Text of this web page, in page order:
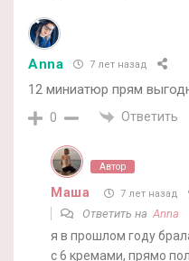
Anna 7 лет назад
12 миниатюр прям
0 Ответить
Автор
Маша 7 лет назад
Ответить наAnna
я в прошлом году
с 6 кремами, прямо